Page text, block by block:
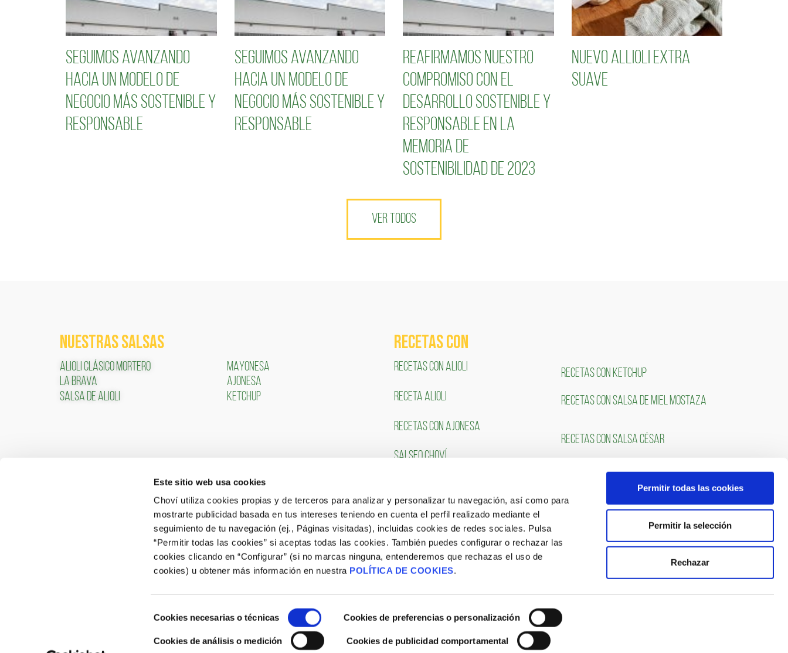
Este sitio web usa cookies
Choví utiliza cookies propias y de terceros para analizar y personalizar tu navegación, así como para
mostrarte publicidad basada en tus intereses teniendo en cuenta el perfil realizado mediante el
seguimiento de tu navegación (ej., Páginas visitadas), incluidas cookies de redes sociales. Pulsa
“Permitir todas las cookies” si aceptas todas las cookies. También puedes configurar o rechazar las
cookies clicando en “Configurar” (si no marcas ninguna, entenderemos que rechazas el uso de
cookies) u obtener más información en nuestra POLÍTICA DE COOKIES.
de
consentimiento
Cookies necesarias o técnicas Cookies de preferencias o personalización
Cookies de análisis o medición Cookies de publicidad comportamental
Permitir todas las cookies
Permitir la selección
Rechazar
Seguimos avanzando
hacia un modelo de
negocio más sostenible y
responsable
Seguimos avanzando
hacia un modelo de
negocio más sostenible y
responsable
Reafirmamos nuestro
compromiso con el
desarrollo sostenible y
responsable en la
Memoria de
Sostenibilidad de 2023
Nuevo Allioli Extra
Suave
VER TODOS
NUESTRAS SALSAS
ALIOLI CLÁSICO MORTERO
LA BRAVA
SALSA DE ALIOLI
MAYONESA
AJONESA
KETCHUP
RECETAS COn
RECETAS CON ALIOLI
RECETA ALIOLI
RECETAS CON AJONESA
SALSEO CHOVÍ
RECETAS CON KETCHUP
RECETAS CON SALSA DE MIEL MOSTAZA
RECETAS CON SALSA CÉSAR
Atención al Consumidor: 902 566 522
ÁREA CLIENTES
ACCEDER
TRABAJA CON NOSOTROS
Portal de Empleo
CONSULTA NUESTRAS OFERTAS
SÍGUENOS
Aviso Legal Política de Cookies|Site Map|Blog|